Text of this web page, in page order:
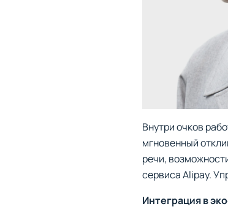
Внутри очков
мгновенный
речи,
сервиса Alipay.
Интеграция в